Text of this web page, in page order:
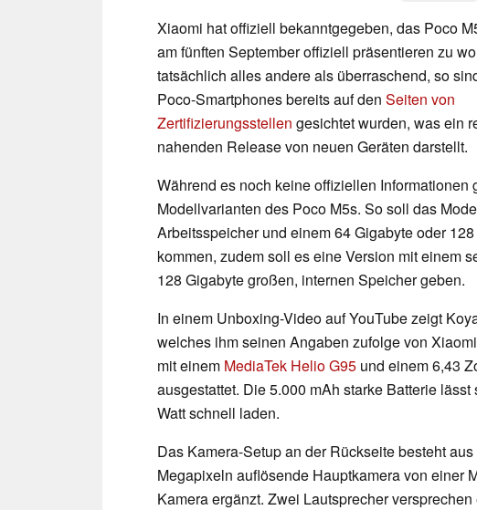
Xiaomi hat offiziell bekanntgegeben, das Poco
am fünften September offiziell präsentieren zu
tatsächlich alles andere als überraschend, so
Poco-Smartphones bereits auf den Seiten von
Zertifizierungsstellen gesichtet wurden, was ein
nahenden Release von neuen Geräten darstellt.
Während es noch keine offiziellen Informationen
Modellvarianten des Poco M5s. So soll das
Arbeitsspeicher und einem 64 Gigabyte oder
kommen, zudem soll es eine Version mit einem
128 Gigabyte großen, internen Speicher geben.
In einem Unboxing-Video auf YouTube zeigt
welches ihm seinen Angaben zufolge von
mit einem MediaTek Helio G95 und einem 6,43
ausgestattet. Die 5.000 mAh starke Batterie
Watt schnell laden.
Das Kamera-Setup an der Rückseite besteht
Megapixeln auflösende Hauptkamera von einer
Kamera ergänzt. Zwei Lautsprecher